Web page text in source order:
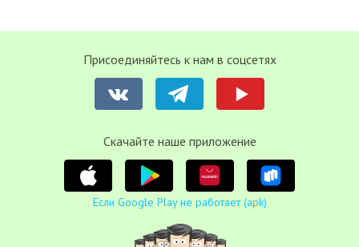
Присоединяйтесь к нам в соцсетях
Cкачайте наше приложение
Если Google Play не работает (apk)